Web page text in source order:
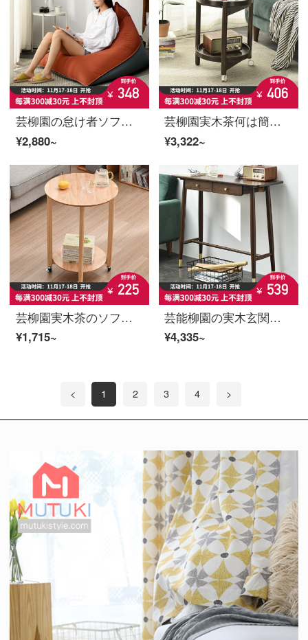
芸柳園の怠け者ソファ畳の寝室の小型の袋の横たわる椅子の小さいソファーのシングルのベランダのレジャーは背もたれの椅子の革の橙の青いに頼って色にぶつかります。
¥2,880~
芸柳園実木茶何は簡単にソファーの辺の箱を移動して小さいお茶の何が輪の小さい円子のアイデアの角を持つことができますいくつかの辺のテーブルの小さいテーブルの胡桃色-移動することができます。
¥3,322~
芸柳園実木茶のソファーのテーブルのそばに、茶テーブルの創意的な小さな円いテーブルがあり、木の周りを移動できます。
¥1,715~
芸能柳園の実木玄関のテーブルは壁によって軽くて贅沢な玄関台の近代的な簡単な案内台に頼って入室します。
¥4,335~
< 1 2 3 4 >